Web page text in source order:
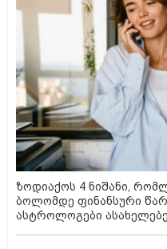
ზოდიაქოს 4 ნიშანი,
ბოლომდე ფინანსური
ასტროლოგები